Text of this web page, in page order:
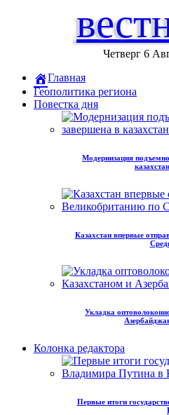
Четверг 6
Главная
Геополитика региона
Повестка дня
Модернизация
Казахстан впервые
Укладка
Колонка редактора
Первые итоги